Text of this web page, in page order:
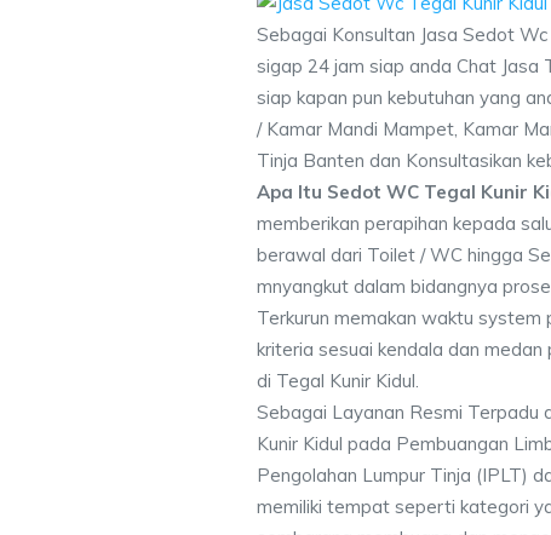
Sebagai Konsultan Jasa Sedot
sigap 24 jam siap anda Chat Jasa
siap kapan pun kebutuhan yang
/ Kamar Mandi Mampet, Kamar
Tinja Banten dan Konsultasikan
Apa Itu Sedot WC Tegal Kunir
memberikan perapihan kepada
berawal dari Toilet / WC hingga
mnyangkut dalam bidangnya
Terkurun memakan waktu system
kriteria sesuai kendala dan
di Tegal Kunir Kidul.
Sebagai Layanan Resmi Terpadu
Kunir Kidul pada Pembuangan
Pengolahan Lumpur Tinja (IPLT)
memiliki tempat seperti kategori